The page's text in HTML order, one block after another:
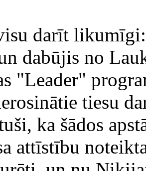
darīt
dabūjis no
"Leader"
tiesu
ka šādos
attīstību